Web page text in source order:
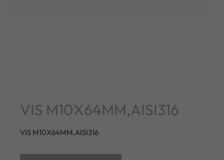
VIS M10X64MM,AISI316
VIS M10X64MM,AISI316